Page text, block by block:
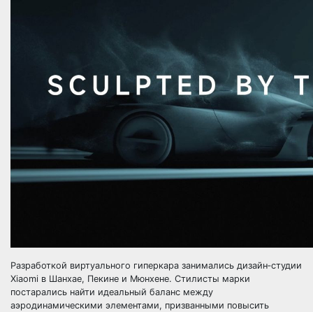
Разработкой виртуального гиперкара занимались дизайн‑студии
Xiaomi в Шанхае, Пекине и Мюнхене. Стилисты марки
постарались найти идеальный баланс между
аэродинамическими элементами, призванными повысить